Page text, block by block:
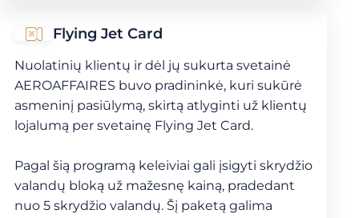
Flying Jet Card
Nuolatinių klientų ir dėl jų sukurta svetainė
AEROAFFAIRES buvo pradininkė, kuri sukūrė
asmeninį pasiūlymą, skirtą atlyginti už klientų
lojalumą per svetainę Flying Jet Card.
Pagal šią programą keleiviai gali įsigyti skrydžio
valandų bloką už mažesnę kainą, pradedant
nuo 5 skrydžio valandų. Šį paketą galima